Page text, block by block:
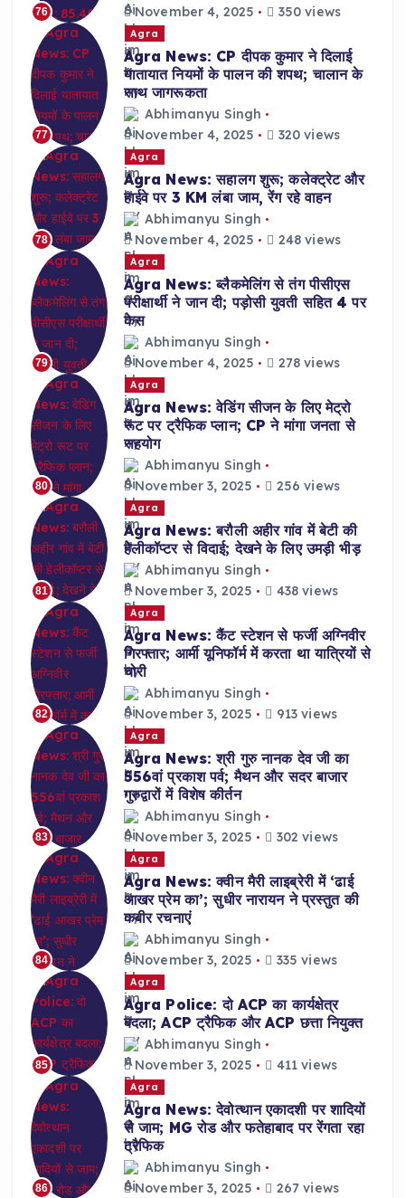
76
November 4, 2025
350 views
77
Agra
Agra News: CP दीपक कुमार ने दिलाई
यातायात नियमों के पालन की शपथ; चालान के
साथ जागरूकता
Abhimanyu Singh
November 4, 2025
320 views
78
Agra
Agra News: सहालग शुरू; कलेक्ट्रेट और
हाईवे पर 3 KM लंबा जाम, रेंग रहे वाहन
Abhimanyu Singh
November 4, 2025
248 views
79
Agra
Agra News: ब्लैकमेलिंग से तंग पीसीएस
परीक्षार्थी ने जान दी; पड़ोसी युवती सहित 4 पर
केस
Abhimanyu Singh
November 4, 2025
278 views
80
Agra
Agra News: वेडिंग सीजन के लिए मेट्रो
रूट पर ट्रैफिक प्लान; CP ने मांगा जनता से
सहयोग
Abhimanyu Singh
November 3, 2025
256 views
81
Agra
Agra News: बरौली अहीर गांव में बेटी की
हेलीकॉप्टर से विदाई; देखने के लिए उमड़ी भीड़
Abhimanyu Singh
November 3, 2025
438 views
82
Agra
Agra News: कैंट स्टेशन से फर्जी अग्निवीर
गिरफ्तार; आर्मी यूनिफॉर्म में करता था यात्रियों से
चोरी
Abhimanyu Singh
November 3, 2025
913 views
83
Agra
Agra News: श्री गुरु नानक देव जी का
556वां प्रकाश पर्व; मैथन और सदर बाजार
गुरुद्वारों में विशेष कीर्तन
Abhimanyu Singh
November 3, 2025
302 views
84
Agra
Agra News: क्वीन मैरी लाइब्रेरी में ‘ढाई
आखर प्रेम का’; सुधीर नारायन ने प्रस्तुत की
कबीर रचनाएं
Abhimanyu Singh
November 3, 2025
335 views
85
Agra
Agra Police: दो ACP का कार्यक्षेत्र
बदला; ACP ट्रैफिक और ACP छत्ता नियुक्त
Abhimanyu Singh
November 3, 2025
411 views
86
Agra
Agra News: देवोत्थान एकादशी पर शादियों
से जाम; MG रोड और फतेहाबाद पर रेंगता रहा
ट्रैफिक
Abhimanyu Singh
November 3, 2025
267 views